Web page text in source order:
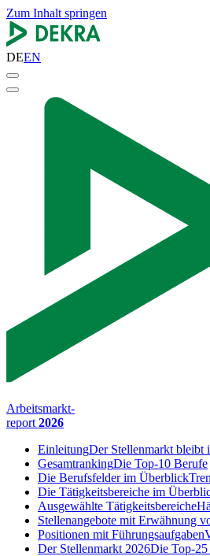
Zum Inhalt springen
DEEN
Arbeitsmarkt-
report 2026
EinleitungDer Stellenmarkt bleibt
GesamtrankingDie Top-10 Berufe
Die Berufsfelder im Überblick
Die Tätigkeitsbereiche im
Ausgewählte Tätigkeitsbereiche
Stellenangebote mit Erwähnung
Positionen mit Führungsaufgaben
Der Stellenmarkt 2026Die Top-